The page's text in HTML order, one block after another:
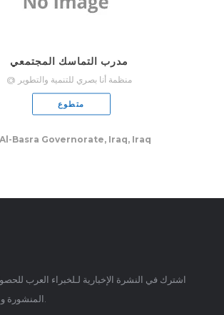
مدرب التماسك المجتمعي
@ منظمة أنا بصري للتنمية والتطوير
متطوع
Al-Basra Governorate, Iraq, Iraq
اشترك في النشرة الإخبارية لـلخبراء العرب
المنشورة والمرشحين وآخر الأخبار.